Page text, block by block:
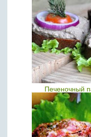
Печеночный